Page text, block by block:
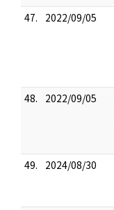
47.
2022/09/05
48.
2022/09/05
49.
2024/08/30